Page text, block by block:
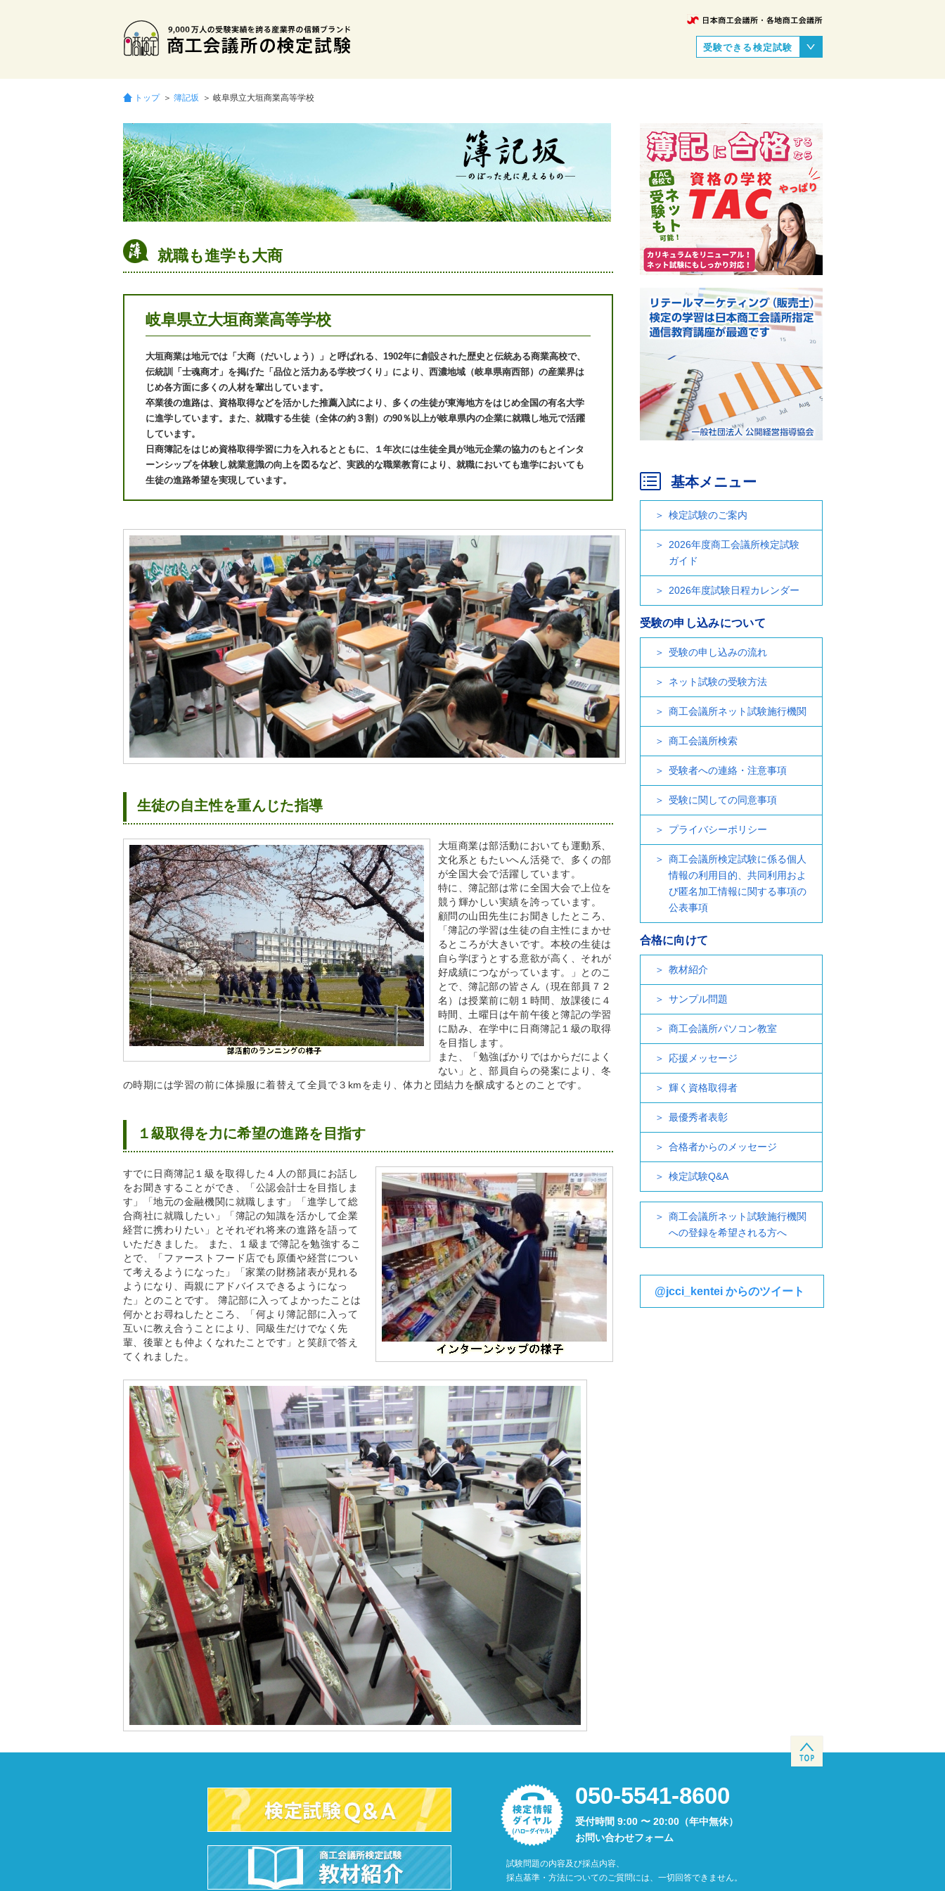
受験できる検定試験
トップ ＞ 簿記坂 ＞ 岐阜県立大垣商業高等学校
就職も進学も大商
岐阜県立大垣商業高等学校
大垣商業は地元では「大商（だいしょう）」と呼ばれる、1902年に創設された歴史と伝統ある商業高校で、
伝統訓「士魂商才」を掲げた「品位と活力ある学校づくり」により、西濃地域（岐阜県南西部）の産業界は
じめ各方面に多くの人材を輩出しています。
卒業後の進路は、資格取得などを活かした推薦入試により、多くの生徒が東海地方をはじめ全国の有名大学
に進学しています。また、就職する生徒（全体の約３割）の90％以上が岐阜県内の企業に就職し地元で活躍
しています。
日商簿記をはじめ資格取得学習に力を入れるとともに、１年次には生徒全員が地元企業の協力のもとインタ
ーンシップを体験し就業意識の向上を図るなど、実践的な職業教育により、就職においても進学においても
生徒の進路希望を実現しています。
生徒の自主性を重んじた指導
大垣商業は部活動においても運動系、
文化系ともたいへん活発で、多くの部
が全国大会で活躍しています。
特に、簿記部は常に全国大会で上位を
競う輝かしい実績を誇っています。
顧問の山田先生にお聞きしたところ、
「簿記の学習は生徒の自主性にまかせ
るところが大きいです。本校の生徒は
自ら学ぼうとする意欲が高く、それが
好成績につながっています。」とのこ
とで、簿記部の皆さん（現在部員７２
名）は授業前に朝１時間、放課後に４
時間、土曜日は午前午後と簿記の学習
に励み、在学中に日商簿記１級の取得
を目指します。
また、「勉強ばかりではからだによく
ない」と、部員自らの発案により、冬
の時期には学習の前に体操服に着替えて全員で３kmを走り、体力と団結力を醸成するとのことです。
１級取得を力に希望の進路を目指す
すでに日商簿記１級を取得した４人の部員にお話し
をお聞きすることができ、「公認会計士を目指しま
す」「地元の金融機関に就職します」「進学して総
合商社に就職したい」「簿記の知識を活かして企業
経営に携わりたい」とそれぞれ将来の進路を語って
いただきました。 また、１級まで簿記を勉強するこ
とで、「ファーストフード店でも原価や経営につい
て考えるようになった」「家業の財務諸表が見れる
ようになり、両親にアドバイスできるようになっ
た」とのことです。 簿記部に入ってよかったことは
何かとお尋ねしたところ、「何より簿記部に入って
互いに教え合うことにより、同級生だけでなく先
輩、後輩とも仲よくなれたことです」と笑顔で答え
てくれました。​
基本メニュー
検定試験のご案内
2026年度商工会議所検定試験
ガイド
2026年度試験日程カレンダー
受験の申し込みについて
受験の申し込みの流れ
ネット試験の受験方法
商工会議所ネット試験施行機関
商工会議所検索
受験者への連絡・注意事項
受験に関しての同意事項
プライバシーポリシー
商工会議所検定試験に係る個人
情報の利用目的、共同利用およ
び匿名加工情報に関する事項の
公表事項
合格に向けて
教材紹介
サンプル問題
商工会議所パソコン教室
応援メッセージ
輝く資格取得者
最優秀者表彰
合格者からのメッセージ
検定試験Q&A
商工会議所ネット試験施行機関
への登録を希望される方へ
@jcci_kentei からのツイート
050-5541-8600
受付時間 9:00 〜 20:00（年中無休）
お問い合わせフォーム
試験問題の内容及び採点内容、
採点基準・方法についてのご質問には、一切回答できません。